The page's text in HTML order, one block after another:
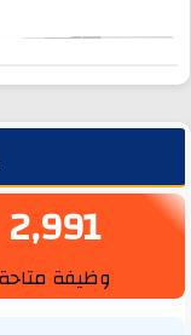
2,991
وظيفة متاحة